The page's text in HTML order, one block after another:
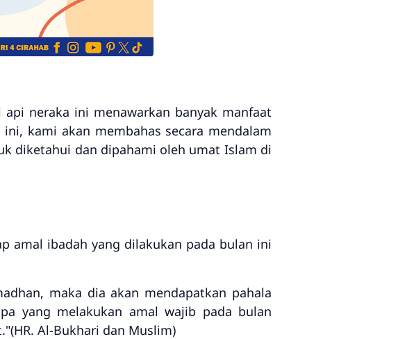
neraka ini menawarkan banyak manfaat
kami akan membahas secara mendalam
diketahui dan dipahami oleh umat Islam di
amal ibadah yang dilakukan pada bulan ini
maka dia akan mendapatkan pahala
yang melakukan amal wajib pada bulan
(HR. Al-Bukhari dan Muslim)